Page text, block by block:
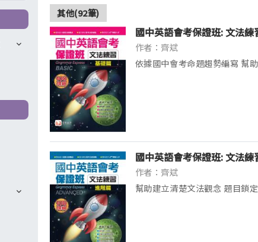
其他(92筆)
國中英語會考保證班: 文法
作者：齊斌
依據國中會考命題趨勢編寫 幫
國中英語會考保證班: 文法
作者：齊斌
幫助建立清楚文法觀念 題目鎖